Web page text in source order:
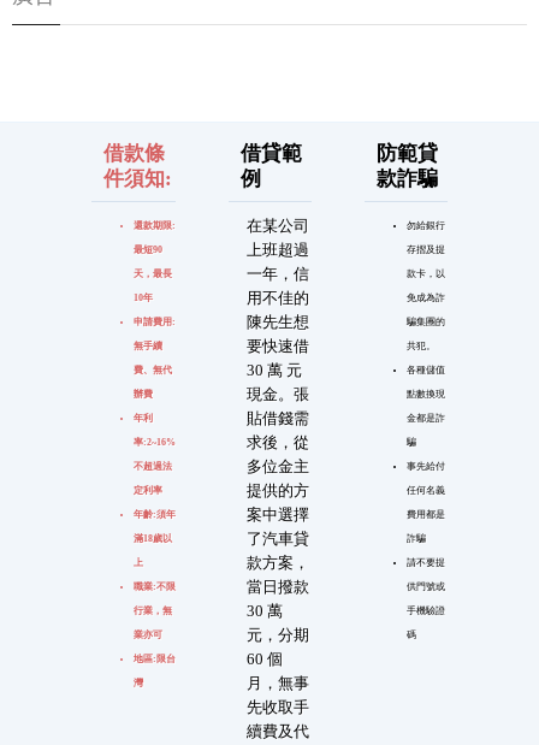
借款條
件須知:
還款期限:
最短90
天，最長
10年
申請費用:
無手續
費、無代
辦費
年利
率:2~16%
不超過法
定利率
年齡:須年
滿18歲以
上
職業:不限
行業，無
業亦可
地區:限台
灣
借貸範
例
在某公司
上班超過
一年，信
用不佳的
陳先生想
要快速借
30 萬 元
現金。張
貼借錢需
求後，從
多位金主
提供的方
案中選擇
了汽車貸
款方案，
當日撥款
30 萬
元，分期
60 個
月，無事
先收取手
續費及代
防範貸
款詐騙
勿給銀行
存摺及提
款卡，以
免成為詐
騙集團的
共犯。
各種儲值
點數換現
金都是詐
騙
事先給付
任何名義
費用都是
詐騙
請不要提
供門號或
手機驗證
碼